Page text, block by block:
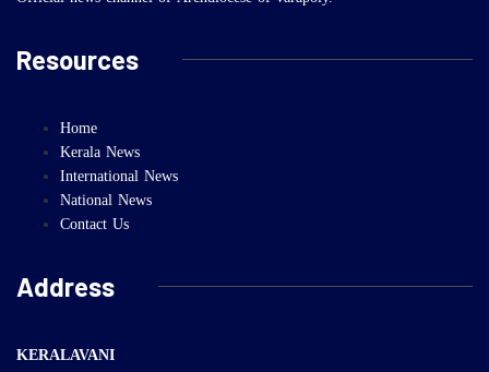
Resources
Home
Kerala News
International News
National News
Contact Us
Address
KERALAVANI